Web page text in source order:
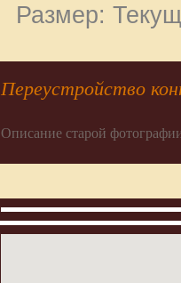
Размер:
Переустройство
Описание старой